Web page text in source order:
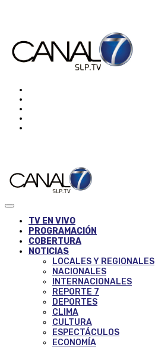
TV EN VIVO
PROGRAMACIÓN
COBERTURA
NOTICIAS
LOCALES Y REGIONALES
NACIONALES
INTERNACIONALES
REPORTE 7
DEPORTES
CLIMA
CULTURA
ESPECTÁCULOS
ECONOMÍA